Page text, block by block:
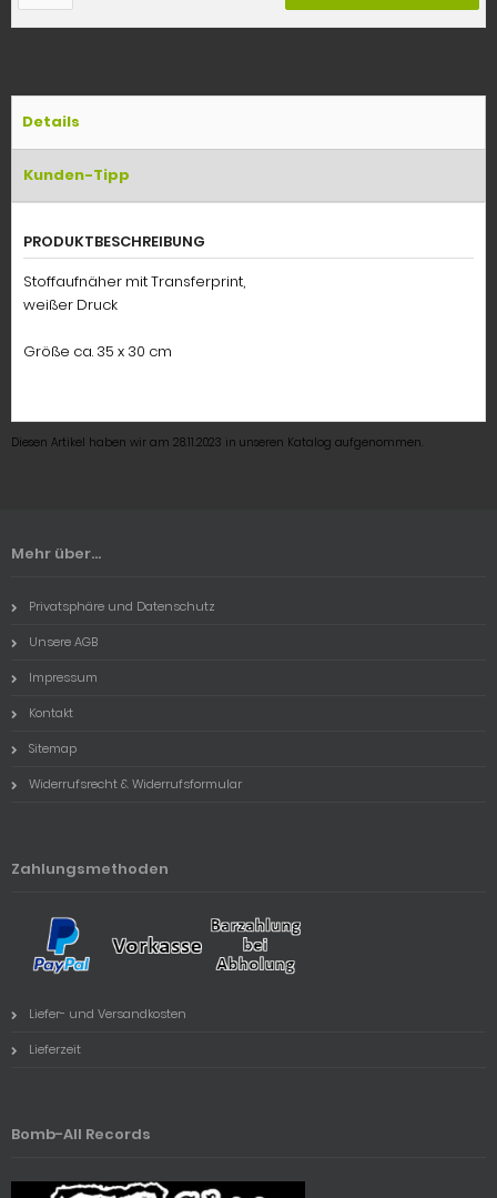
Details
Kunden-Tipp
PRODUKTBESCHREIBUNG
Stoffaufnäher mit Transferprint,
weißer Druck
Größe ca. 35 x 30 cm
Diesen Artikel haben wir am 28.11.2023 in unseren Katalog aufgenommen.
Mehr über...
Privatsphäre und Datenschutz
Unsere AGB
Impressum
Kontakt
Sitemap
Widerrufsrecht & Widerrufsformular
Zahlungsmethoden
Liefer- und Versandkosten
Lieferzeit
Bomb-All Records